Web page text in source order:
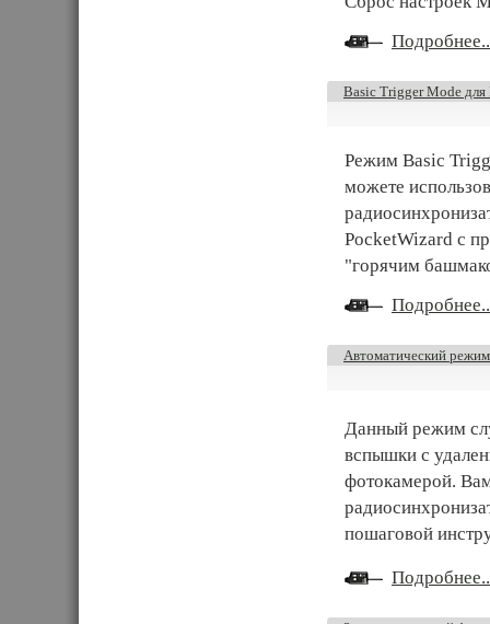
Basic Trigger Mode
Режим Basic
можете
PocketWizard с
"горячим
Автоматический
Данный режим
вспышки с
фотокамерой.
пошаговой